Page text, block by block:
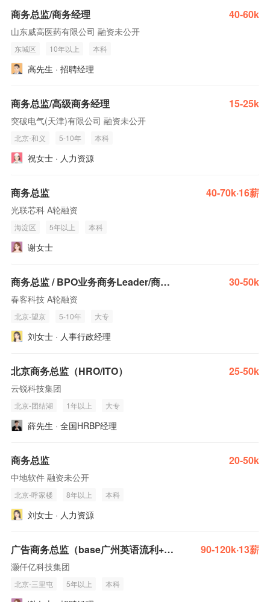
商务总监/商务经理 40-60k
山东威高医药有限公司 融资未公开
东城区 10年以上 本科
高先生 · 招聘经理
商务总监/高级商务经理 15-25k
突破电气(天津)有限公司 融资未公开
北京-和义 5-10年 本科
祝女士 · 人力资源
商务总监 40-70k·16薪
光联芯科 A轮融资
海淀区 5年以上 本科
谢女士
商务总监 / BPO业务商务Leader/商务总经理 30-50k
春客科技 A轮融资
北京-望京 5-10年 大专
刘女士 · 人事行政经理
北京商务总监（HRO/ITO） 25-50k
云锐科技集团
北京-团结湖 1年以上 大专
薛先生 · 全国HRBP经理
商务总监 20-50k
中地软件 融资未公开
北京-呼家楼 8年以上 本科
刘女士 · 人力资源
广告商务总监（base广州英语流利+带团队） 90-120k·13薪
灏仟亿科技集团
北京-三里屯 5年以上 本科